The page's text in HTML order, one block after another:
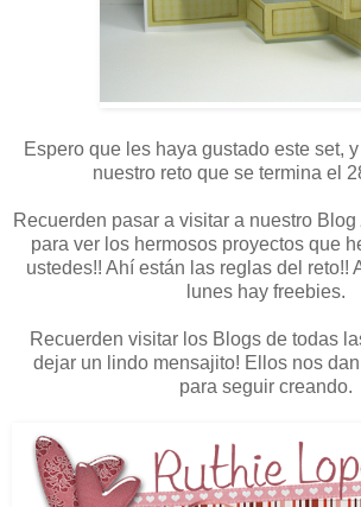
Espero que les haya gustado este set,
nuestro reto que se termina el
Recuerden pasar a visitar a nuestro Blog
para ver los hermosos proyectos que
ustedes!! Ahí están las reglas del reto!!
lunes hay freebies.
Recuerden visitar los Blogs de todas
dejar un lindo mensajito! Ellos nos
para seguir creando.